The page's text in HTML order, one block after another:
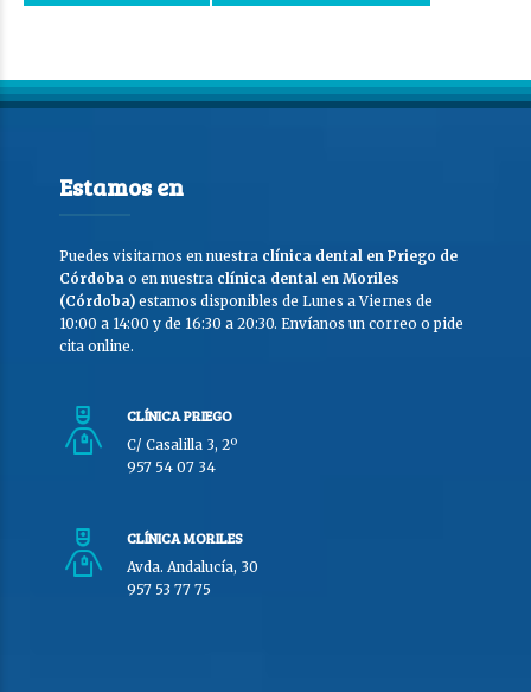
Estamos en
Puedes visitarnos en nuestra clínica dental en Priego de
Córdoba o en nuestra clínica dental en Moriles
(Córdoba) estamos disponibles de Lunes a Viernes de
10:00 a 14:00 y de 16:30 a 20:30. Envíanos un correo o pide
cita online.
CLÍNICA PRIEGO
C/ Casalilla 3, 2º
957 54 07 34
CLÍNICA MORILES
Avda. Andalucía, 30
957 53 77 75